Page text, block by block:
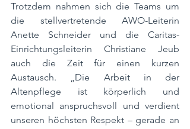
Trotzdem nahmen sich die Teams um
die stellvertretende AWO-Leiterin
Anette Schneider und die Caritas-
Einrichtungsleiterin Christiane Jeub
auch die Zeit für einen kurzen
Austausch. „Die Arbeit in der
Altenpflege ist körperlich und
emotional anspruchsvoll und verdient
unseren höchsten Respekt – gerade an